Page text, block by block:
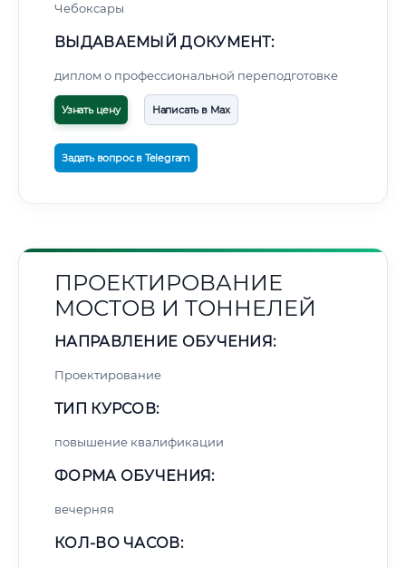
Чебоксары
ВЫДАВАЕМЫЙ ДОКУМЕНТ:
диплом о профессиональной переподготовке
Узнать цену Написать в Max
Задать вопрос в Telegram
ПРОЕКТИРОВАНИЕ
МОСТОВ И ТОННЕЛЕЙ
НАПРАВЛЕНИЕ ОБУЧЕНИЯ:
Проектирование
ТИП КУРСОВ:
повышение квалификации
ФОРМА ОБУЧЕНИЯ:
вечерняя
КОЛ-ВО ЧАСОВ: